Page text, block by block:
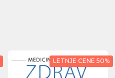
LETNJE CENE 50%